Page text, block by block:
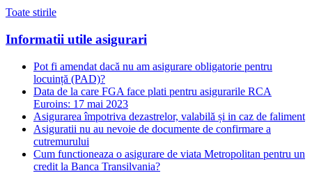
Toate stirile
Informatii utile asigurari
Pot fi amendat dacă nu am asigurare obligatorie pentru
locuință (PAD)?
Data de la care FGA face plati pentru asigurarile RCA
Euroins: 17 mai 2023
Asigurarea împotriva dezastrelor, valabilă și in caz de faliment
Asiguratii nu au nevoie de documente de confirmare a
cutremurului
Cum functioneaza o asigurare de viata Metropolitan pentru un
credit la Banca Transilvania?